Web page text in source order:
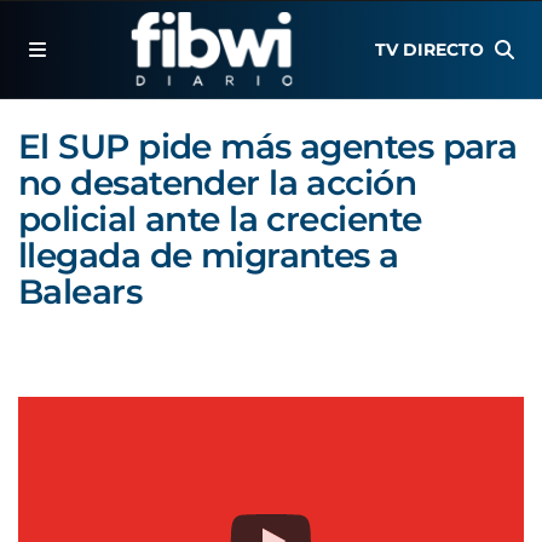
TV DIRECTO
El SUP pide más agentes para
no desatender la acción
policial ante la creciente
llegada de migrantes a
Balears